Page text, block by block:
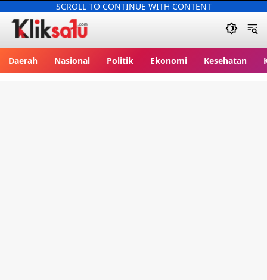
SCROLL TO CONTINUE WITH CONTENT
Daerah Nasional Politik Ekonomi Kesehatan